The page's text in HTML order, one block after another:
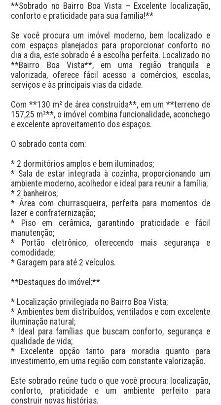
**Sobrado no Bairro Boa Vista – Excelente localização,
conforto e praticidade para sua família!**
Se você procura um imóvel moderno, bem localizado e
com espaços planejados para proporcionar conforto no
dia a dia, este sobrado é a escolha perfeita. Localizado no
**Bairro Boa Vista**, em uma região tranquila e
valorizada, oferece fácil acesso a comércios, escolas,
serviços e às principais vias da cidade.
Com **130 m² de área construída**, em um **terreno de
157,25 m²**, o imóvel combina funcionalidade, aconchego
e excelente aproveitamento dos espaços.
O sobrado conta com:
* 2 dormitórios amplos e bem iluminados;
* Sala de estar integrada à cozinha, proporcionando um
ambiente moderno, acolhedor e ideal para reunir a família;
* 2 banheiros;
* Área com churrasqueira, perfeita para momentos de
lazer e confraternização;
* Piso em cerâmica, garantindo praticidade e fácil
manutenção;
* Portão eletrônico, oferecendo mais segurança e
comodidade;
* Garagem para até 2 veículos.
**Destaques do imóvel:**
* Localização privilegiada no Bairro Boa Vista;
* Ambientes bem distribuídos, ventilados e com excelente
iluminação natural;
* Ideal para famílias que buscam conforto, segurança e
qualidade de vida;
* Excelente opção tanto para moradia quanto para
investimento, em uma região com constante valorização.
Este sobrado reúne tudo o que você procura: localização,
conforto, praticidade e um ambiente perfeito para
construir novas histórias.